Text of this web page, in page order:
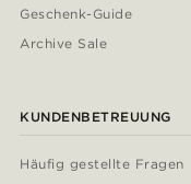
Geschenk-Guide
Archive Sale
KUNDENBETREUUNG
Häufig gestellte Fragen